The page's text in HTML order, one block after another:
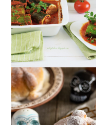
CUKINIA
FASZEROWANA
MIĘSEM Z SOSEM
POMIDOROWYM
CHLEB ZMARŁYCH
(PAN DE MUERTO)